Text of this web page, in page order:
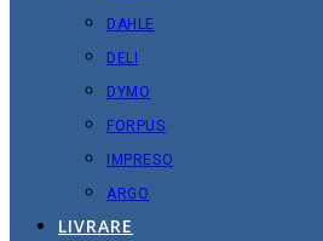
DAHLE
DELI
DYMO
FORPUS
IMPRESO
ARGO
LIVRARE